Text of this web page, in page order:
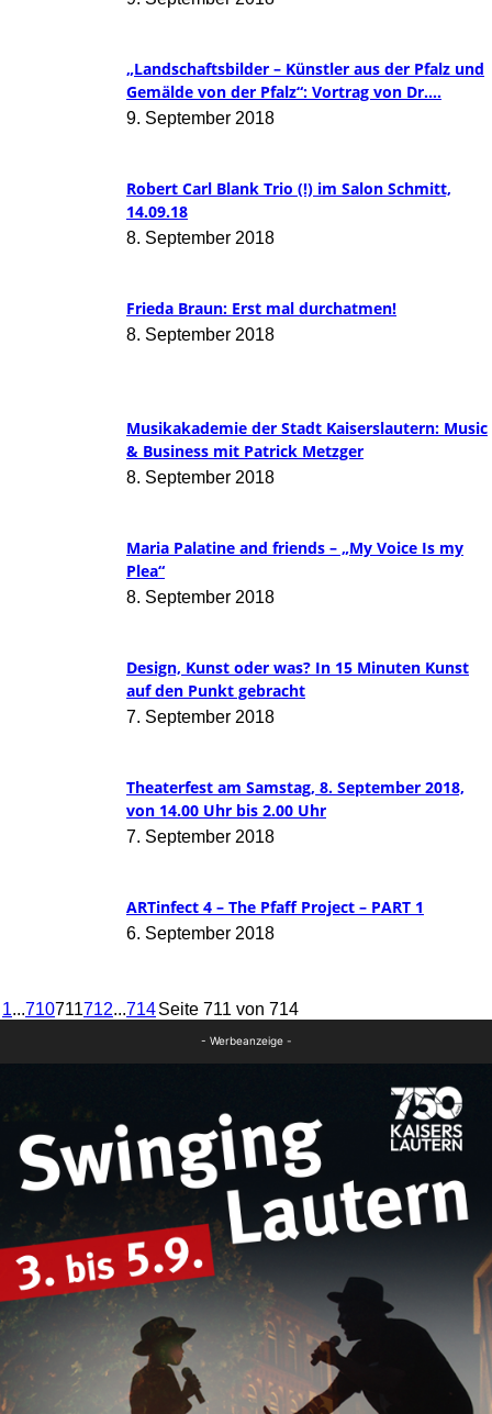
„Landschaftsbilder – Künstler aus der Pfalz und
Gemälde von der Pfalz“: Vortrag von Dr....
9. September 2018
Robert Carl Blank Trio (!) im Salon Schmitt,
14.09.18
8. September 2018
Frieda Braun: Erst mal durchatmen!
8. September 2018
Musikakademie der Stadt Kaiserslautern: Music
& Business mit Patrick Metzger
8. September 2018
Maria Palatine and friends – „My Voice Is my
Plea“
8. September 2018
Design, Kunst oder was? In 15 Minuten Kunst
auf den Punkt gebracht
7. September 2018
Theaterfest am Samstag, 8. September 2018,
von 14.00 Uhr bis 2.00 Uhr
7. September 2018
ARTinfect 4 – The Pfaff Project – PART 1
6. September 2018
1...710711712...714Seite 711 von 714
- Werbeanzeige -